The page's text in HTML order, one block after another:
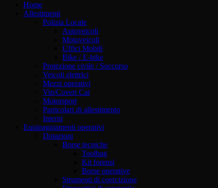
Home
Allestimenti
Polizia Locale
Autoveicoli
Motoveicoli
Uffici Mobili
Bike / E-bike
Protezione civile / Soccorso
Veicoli elettrici
Mezzi operativi
Vip/Covert Car
Motorsport
Particolari di allestimento
Interni
Equipaggiamenti operativi
Dotazioni
Borse tecniche
Toolbag
Kit forensi
Borse operative
Strumenti di coercizione